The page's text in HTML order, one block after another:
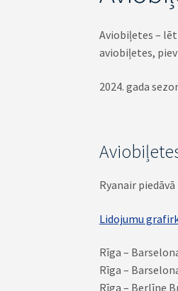
Aviobiļetes –
aviobiļetes,
2024. gada
Ryanair
Lidojumu
Rīga –
Rīga –
Rīga – Berlīne